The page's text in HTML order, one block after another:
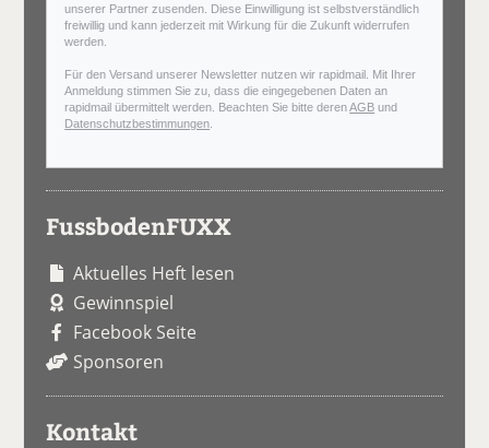
unserer Partner zusenden. Diese Einwilligung ist selbstverständlich
freiwillig und kann jederzeit mit Wirkung für die Zukunft widerrufen
werden.
Für den Versand unserer Newsletter nutzen wir rapidmail. Mit Ihrer
Anmeldung stimmen Sie zu, dass die eingegebenen Daten an
rapidmail übermittelt werden. Beachten Sie bitte derenAGB und
Datenschutzbestimmungen
FussbodenFUXX
Aktuelles Heft lesen
Gewinnspiel
Facebook Seite
Sponsoren
Kontakt